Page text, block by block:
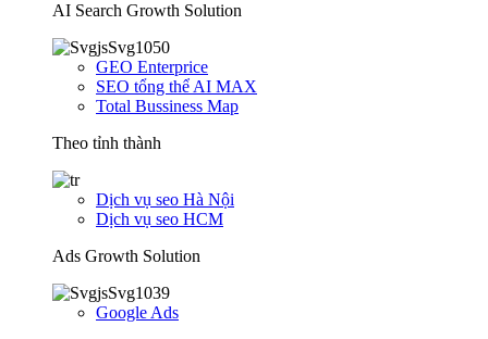
AI Search Growth Solution
GEO Enterprice
SEO tổng thể AI MAX
Total Bussiness Map
Theo tỉnh thành
Dịch vụ seo Hà Nội
Dịch vụ seo HCM
Ads Growth Solution
Google Ads